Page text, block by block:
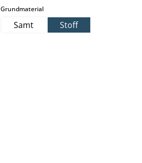
Grundmaterialauswählen
Samt Stoff